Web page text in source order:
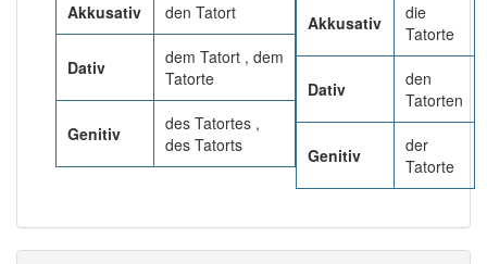
Akkusativ den Tatort
Dativ
dem Tatort , dem
Tatorte
Genitiv
des Tatortes ,
des Tatorts
Akkusativ
die
Tatorte
Dativ
den
Tatorten
Genitiv
der
Tatorte